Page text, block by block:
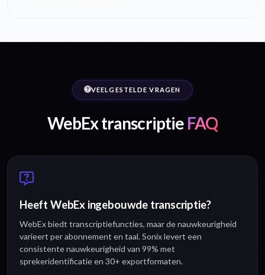
VEELGESTELDE VRAGEN
WebEx transcriptie FAQ
Heeft WebEx ingebouwde transcriptie?
WebEx biedt transcriptiefuncties, maar de nauwkeurigheid
varieert per abonnement en taal. Sonix levert een
consistente nauwkeurigheid van 99% met
sprekeridentificatie en 30+ exportformaten.